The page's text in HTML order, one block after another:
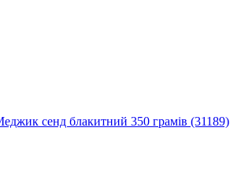
сенд блакитний 350 грамів (31189)